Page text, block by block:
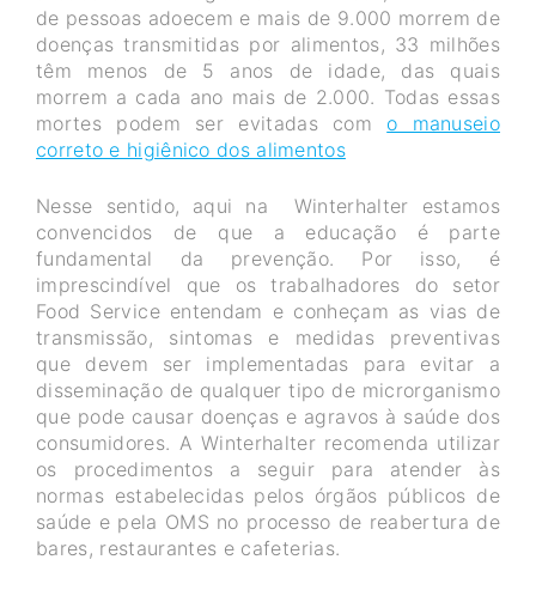
de pessoas adoecem e mais de 9.000 morrem de
doenças transmitidas por alimentos, 33 milhões
têm menos de 5 anos de idade, das quais
morrem a cada ano mais de 2.000. Todas essas
mortes podem ser evitadas com o manuseio
correto e higiênico dos alimentos
Nesse sentido, aqui na Winterhalter estamos
convencidos de que a educação é parte
fundamental da prevenção. Por isso, é
imprescindível que os trabalhadores do setor
Food Service entendam e conheçam as vias de
transmissão, sintomas e medidas preventivas
que devem ser implementadas para evitar a
disseminação de qualquer tipo de microrganismo
que pode causar doenças e agravos à saúde dos
consumidores. A Winterhalter recomenda utilizar
os procedimentos a seguir para atender às
normas estabelecidas pelos órgãos públicos de
saúde e pela OMS no processo de reabertura de
bares, restaurantes e cafeterias.